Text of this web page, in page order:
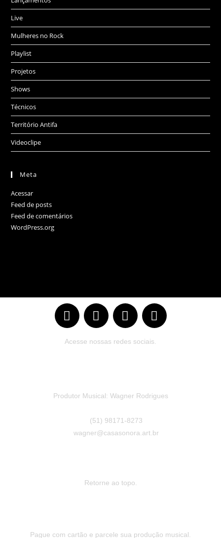
Live
Mulheres no Rock
Playlist
Projetos
Shows
Técnicos
Território Antifa
Videoclipe
Meta
Acessar
Feed de posts
Feed de comentários
WordPress.org
Acesse nossas redes sociais.
Produtor Musical: Wagner Rodrigues
(51) 98171-8273
wagner@casasonora.art.br
Retorne ao topo.
Pague com cartão e parcele sua produção musical.